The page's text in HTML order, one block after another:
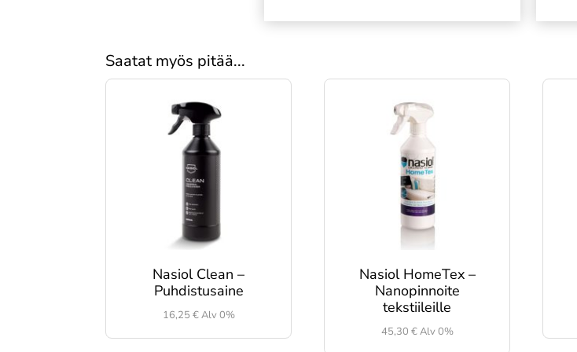
Saatat myös pitää...
Nasiol Clean –
Puhdistusaine
16,25 €Alv 0%
Nasiol HomeTex –
Nanopinnoite
tekstiileille
45,30 €Alv 0%